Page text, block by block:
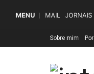
MENU MAIL JORNAIS
Sobre mim